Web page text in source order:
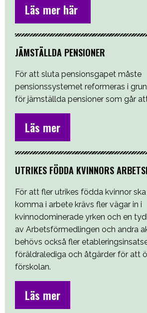
Läs mer här
JÄMSTÄLLDA PENSIONER
För att sluta pensionsgapet måste
pensionssystemet reformeras i
för jämställda pensioner som går
Läs mer
UTRIKES FÖDDA KVINNORS
För att fler utrikes födda kvinnor
komma i arbete krävs fler vägar in i
kvinnodominerade yrken och en
av Arbetsförmedlingen och andra
behövs också fler
föräldralediga och åtgärder för att
förskolan.
Läs mer